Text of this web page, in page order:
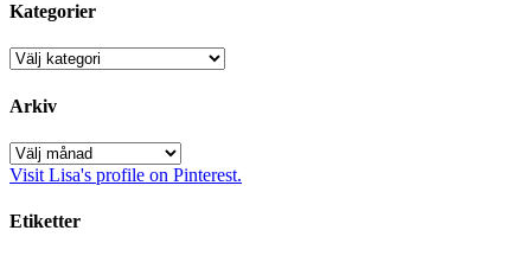
Kategorier
Kategorier
Arkiv
Arkiv
Visit Lisa's profile on Pinterest.
Etiketter